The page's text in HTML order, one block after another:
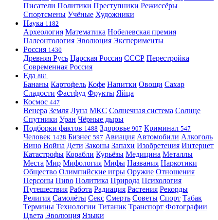
Писатели Политики Преступники Режиссёры
Спортсмены Учёные Художники
Наука 1182
Археология Математика Нобелевская премия
Палеонтология Эволюция Эксперименты
Россия 1430
Древняя Русь Царская Россия СССР Перестройка
Современная Россия
Еда 881
Бананы Картофель Кофе Напитки Овощи Сахар
Сладости Фастфуд Фрукты Яйца
Космос 447
Венера Земля Луна МКС Солнечная система Солнце
Спутники Уран Чёрные дыры
Подборки фактов 1488 Здоровье 907 Криминал 547
Человек 1428 Бизнес 597 Авиация Автомобили Алкоголь
Вино Война Дети Законы Запахи Изобретения Интернет
Катастрофы Корабли Курьёзы Медицина Металлы
Места Мир Мифология Мифы Названия Наркотики
Общество Олимпийские игры Оружие Отношения
Персоны Пиво Политика Природа Психология
Путешествия Работа Радиация Растения Рекорды
Религия Самолёты Секс Смерть Советы Спорт Табак
Термины Технологии Титаник Транспорт Фотографии
Цвета Эволюция Языки